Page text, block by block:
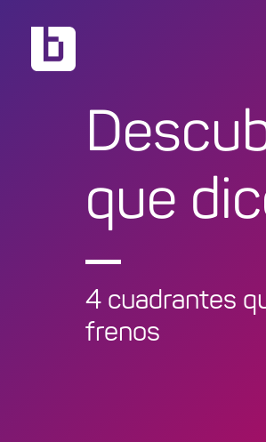
que
4 cuadrantes
frenos